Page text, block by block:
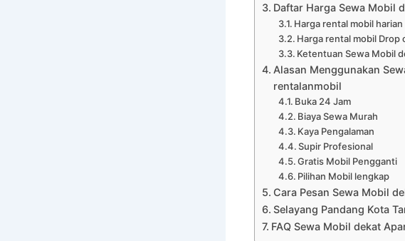
Daftar Harga Sewa Mobil
Harga rental mobil harian
Harga rental mobil Drop
Ketentuan Sewa Mobil
Alasan Menggunakan
rentalanmobil
Buka 24 Jam
Biaya Sewa Murah
Kaya Pengalaman
Supir Profesional
Gratis Mobil Pengganti
Pilihan Mobil lengkap
Cara Pesan Sewa Mobil
Selayang Pandang Kota
FAQ Sewa Mobil dekat